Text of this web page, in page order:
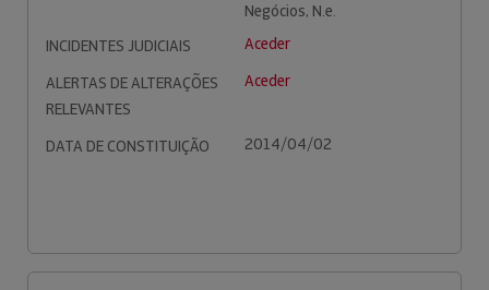
Negócios, N.e.
INCIDENTES JUDICIAIS
Aceder
ALERTAS DE ALTERAÇÕES
RELEVANTES
Aceder
DATA DE CONSTITUIÇÃO 2014/04/02